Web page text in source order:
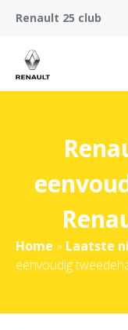
Renault 25 club
Home » Laatste
eenvoudig